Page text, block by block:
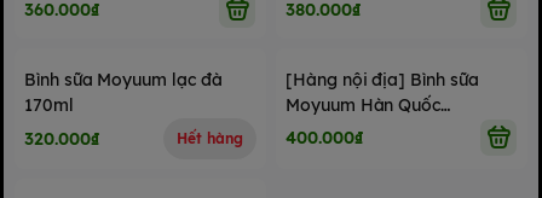
360.000₫
380.000₫
Bình sữa Moyuum lạc đà
170ml
320.000₫
Hết hàng
[Hàng nội địa] Bình sữa
Moyuum Hàn Quốc
170ml/270ml họa tiết mây,
400.000₫